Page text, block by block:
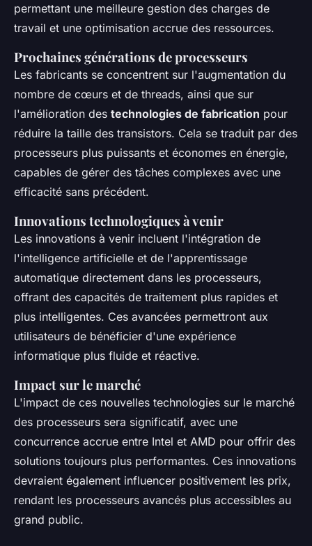
permettant une meilleure gestion des charges de
travail et une optimisation accrue des ressources.
Prochaines générations de processeurs
Les fabricants se concentrent sur l'augmentation du
nombre de cœurs et de threads, ainsi que sur
l'amélioration des technologies de fabrication pour
réduire la taille des transistors. Cela se traduit par des
processeurs plus puissants et économes en énergie,
capables de gérer des tâches complexes avec une
efficacité sans précédent.
Innovations technologiques à venir
Les innovations à venir incluent l'intégration de
l'intelligence artificielle et de l'apprentissage
automatique directement dans les processeurs,
offrant des capacités de traitement plus rapides et
plus intelligentes. Ces avancées permettront aux
utilisateurs de bénéficier d'une expérience
informatique plus fluide et réactive.
Impact sur le marché
L'impact de ces nouvelles technologies sur le marché
des processeurs sera significatif, avec une
concurrence accrue entre Intel et AMD pour offrir des
solutions toujours plus performantes. Ces innovations
devraient également influencer positivement les prix,
rendant les processeurs avancés plus accessibles au
grand public.